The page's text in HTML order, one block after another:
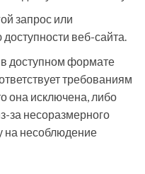
запрос или
веб-сайта.
доступном формате
требованиям
она исключена, либо
за несоразмерного
на несоблюдение